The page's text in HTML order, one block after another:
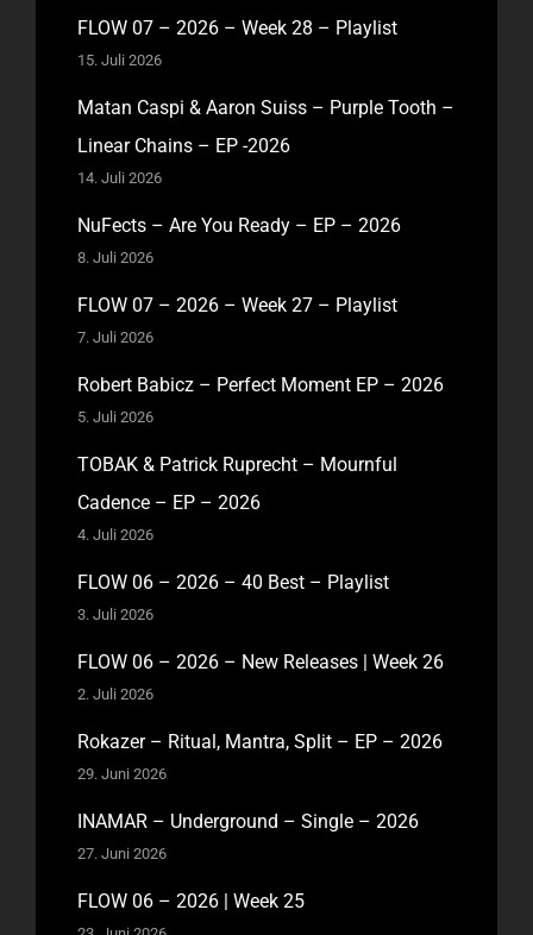
FLOW 07 – 2026 – Week 28 – Playlist
15. Juli 2026
Matan Caspi & Aaron Suiss – Purple Tooth –
Linear Chains – EP -2026
14. Juli 2026
NuFects – Are You Ready – EP – 2026
8. Juli 2026
FLOW 07 – 2026 – Week 27 – Playlist
7. Juli 2026
Robert Babicz – Perfect Moment EP – 2026
5. Juli 2026
TOBAK & Patrick Ruprecht – Mournful
Cadence – EP – 2026
4. Juli 2026
FLOW 06 – 2026 – 40 Best – Playlist
3. Juli 2026
FLOW 06 – 2026 – New Releases | Week 26
2. Juli 2026
Rokazer – Ritual, Mantra, Split – EP – 2026
29. Juni 2026
INAMAR – Underground – Single – 2026
27. Juni 2026
FLOW 06 – 2026 | Week 25